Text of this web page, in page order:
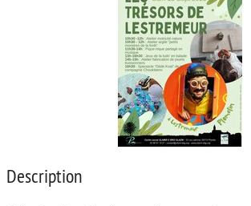
Face au handicap
Face au deuil
Sortir en famille
Vie de couple
Aide aux parents
Description